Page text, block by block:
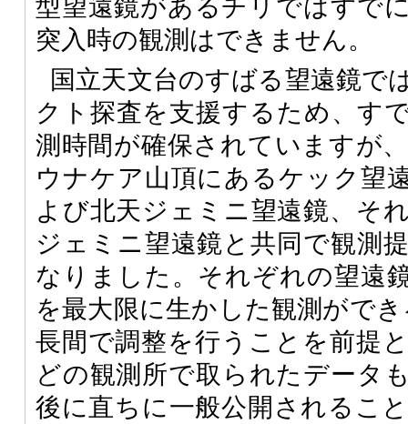
型望遠鏡があるチリではすで
突入時の観測はできません。
国立天文台のすばる望遠鏡で
クト探査を支援するため、す
測時間が確保されていますが
ウナケア山頂にあるケック望
よび北天ジェミニ望遠鏡、そ
ジェミニ望遠鏡と共同で観測
なりました。それぞれの望遠
を最大限に生かした観測がで
長間で調整を行うことを前提
どの観測所で取られたデータ
後に直ちに一般公開されるこ